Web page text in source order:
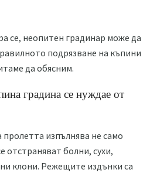
се, неопитен градинар може да
подрязване на къпини
да обясним.
градина се нуждае от
изпълнява не само
отстраняват болни, сухи,
клони. Режещите издънки са